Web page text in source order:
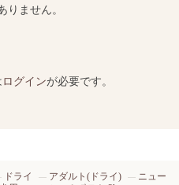
りません。
ログインが必要です。
ドライ アダルト(ドライ)
ニュー